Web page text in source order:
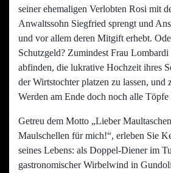
seiner ehemaligen Verlobten Rosi mit
Anwaltssohn Siegfried sprengt und
und vor allem deren Mitgift erhebt.
Schutzgeld? Zumindest Frau
abfinden, die lukrative Hochzeit ihres
der Wirtstochter platzen zu lassen,
Werden am Ende doch noch alle
Getreu dem Motto „Lieber
Maulschellen für mich!“, erleben Sie
seines Lebens: als Doppel-Diener im
gastronomischer Wirbelwind in